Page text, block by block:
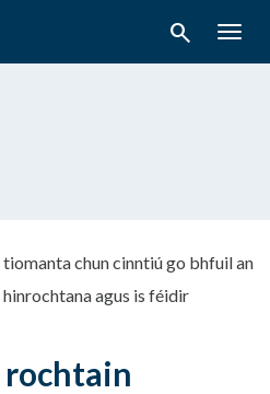
search
chun cinntiú go bhfuil an
agus is féidir
rochtain